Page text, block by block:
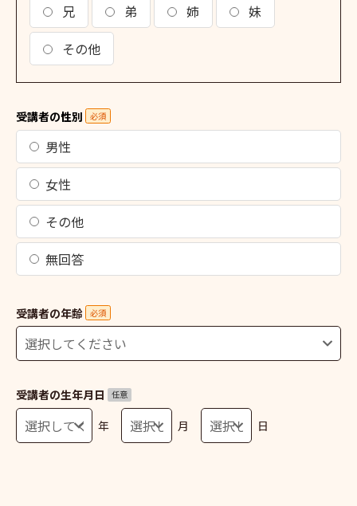
兄
弟 姉
妹
その他
受講者の性別 必須
男性
女性
その他
無回答
受講者の年齢 必須
受講者の生年月日 任意
年 月 日